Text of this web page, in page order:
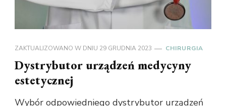
ZAKTUALIZOWANO W DNIU 29 GRUDNIA 2023 CHIRURGIA
Dystrybutor urządzeń medycyny
estetycznej
Wybór odpowiedniego dystrybutor urządzeń